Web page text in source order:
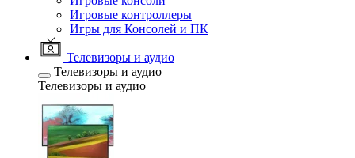
Игровые контроллеры
Игры для Консолей и ПК
Телевизоры и аудио
Телевизоры и аудио
Телевизоры и аудио